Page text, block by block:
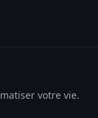
votre vie.